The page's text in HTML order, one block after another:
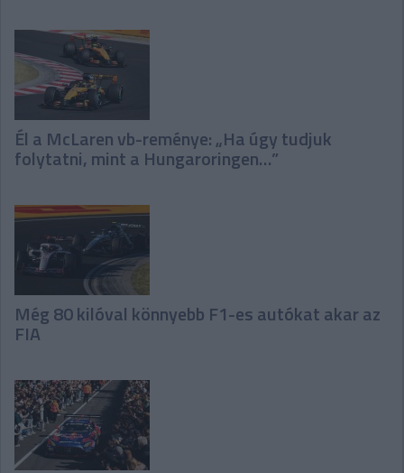
Él a McLaren vb-reménye: „Ha úgy tudjuk
folytatni, mint a Hungaroringen…”
Még 80 kilóval könnyebb F1-es autókat akar az
FIA